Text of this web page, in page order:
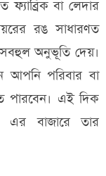
বা লেদার
রঙ সাধারণত
অনুভূতি দেয়।
আপনি পরিবার বা
পারবেন। এই দিক
বাজারে তার